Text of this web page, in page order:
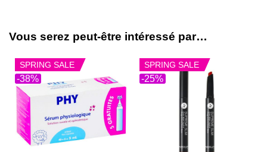
Vous serez peut-être intéressé par…
-38%
SPRING SALE
-25%
SPRING SALE